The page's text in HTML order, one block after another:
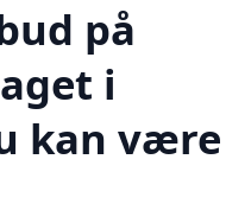
på
i
kan være